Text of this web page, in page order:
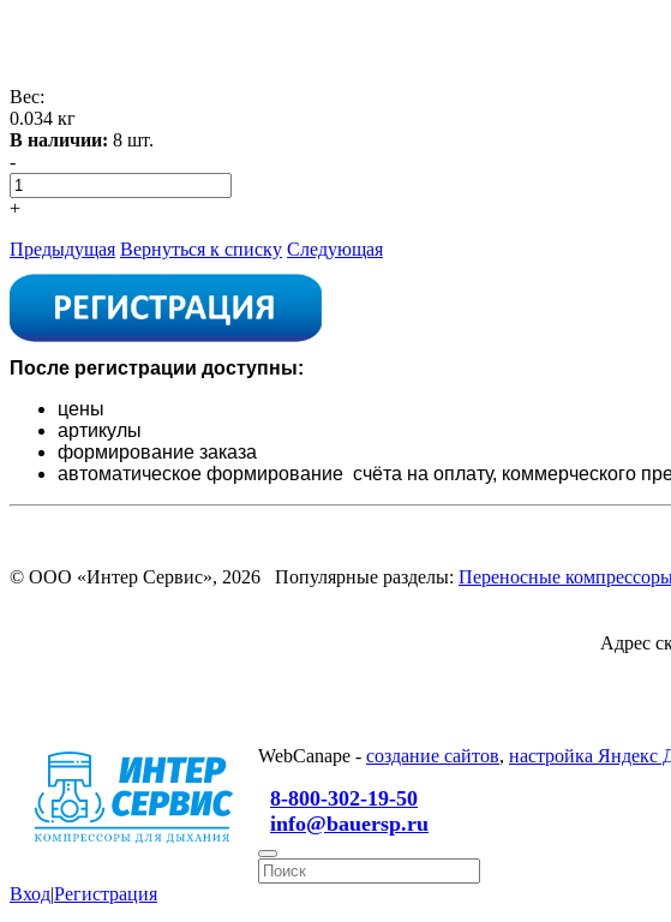
Вес:
0.034 кг
В наличии: 8 шт.
-
+
Предыдущая Вернуться к списку Следующая
После регистрации доступны:
цены
артикулы
формирование заказа
автоматическое формирование счёта на оплату, коммерческого
© ООО «Интер Сервис», 2026 Популярные разделы: Переносные
Адрес
WebCanape - создание сайтов, настройка Яндекс
8-800-302-19-50
info@bauersp.ru
Вход|Регистрация